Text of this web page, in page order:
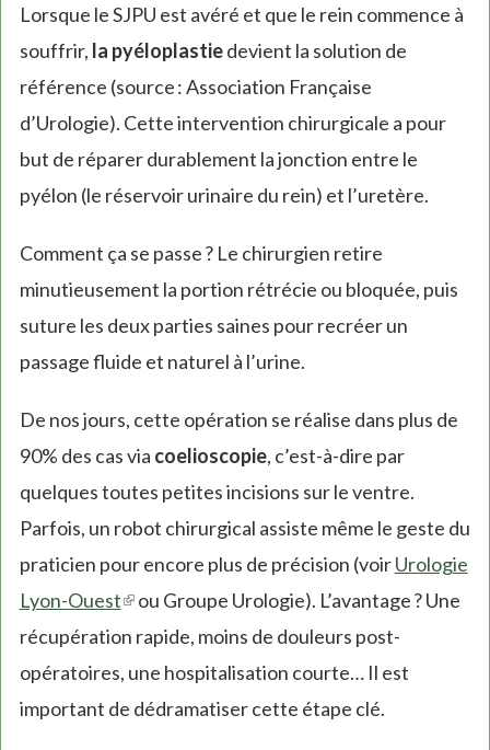
Lorsque le SJPU est avéré et que le rein commence à
souffrir, la pyéloplastiedevient la solution de
référence (source : Association Française
d’Urologie). Cette intervention chirurgicale a pour
but de réparer durablement la jonction entre le
pyélon (le réservoir urinaire du rein) et l’uretère.
Comment ça se passe ? Le chirurgien retire
minutieusement la portion rétrécie ou bloquée, puis
suture les deux parties saines pour recréer un
passage fluide et naturel à l’urine.
De nos jours, cette opération se réalise dans plus de
90% des cas via coelioscopie, c’est-à-dire par
quelques toutes petites incisions sur le ventre.
Parfois, un robot chirurgical assiste même le geste du
praticien pour encore plus de précision (voirUrologie
Lyon-Ouest(link
is
external)
ou Groupe Urologie). L’avantage ? Une
récupération rapide, moins de douleurs post-
opératoires, une hospitalisation courte… Il est
important de dédramatiser cette étape clé.